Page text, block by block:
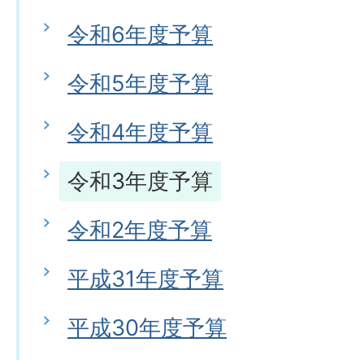
令和6年度予算
令和5年度予算
令和4年度予算
令和3年度予算
令和2年度予算
平成31年度予算
平成30年度予算